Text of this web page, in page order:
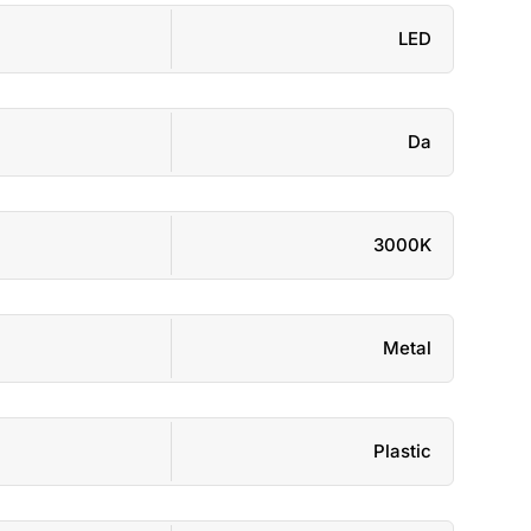
LED
Da
3000K
Metal
Plastic